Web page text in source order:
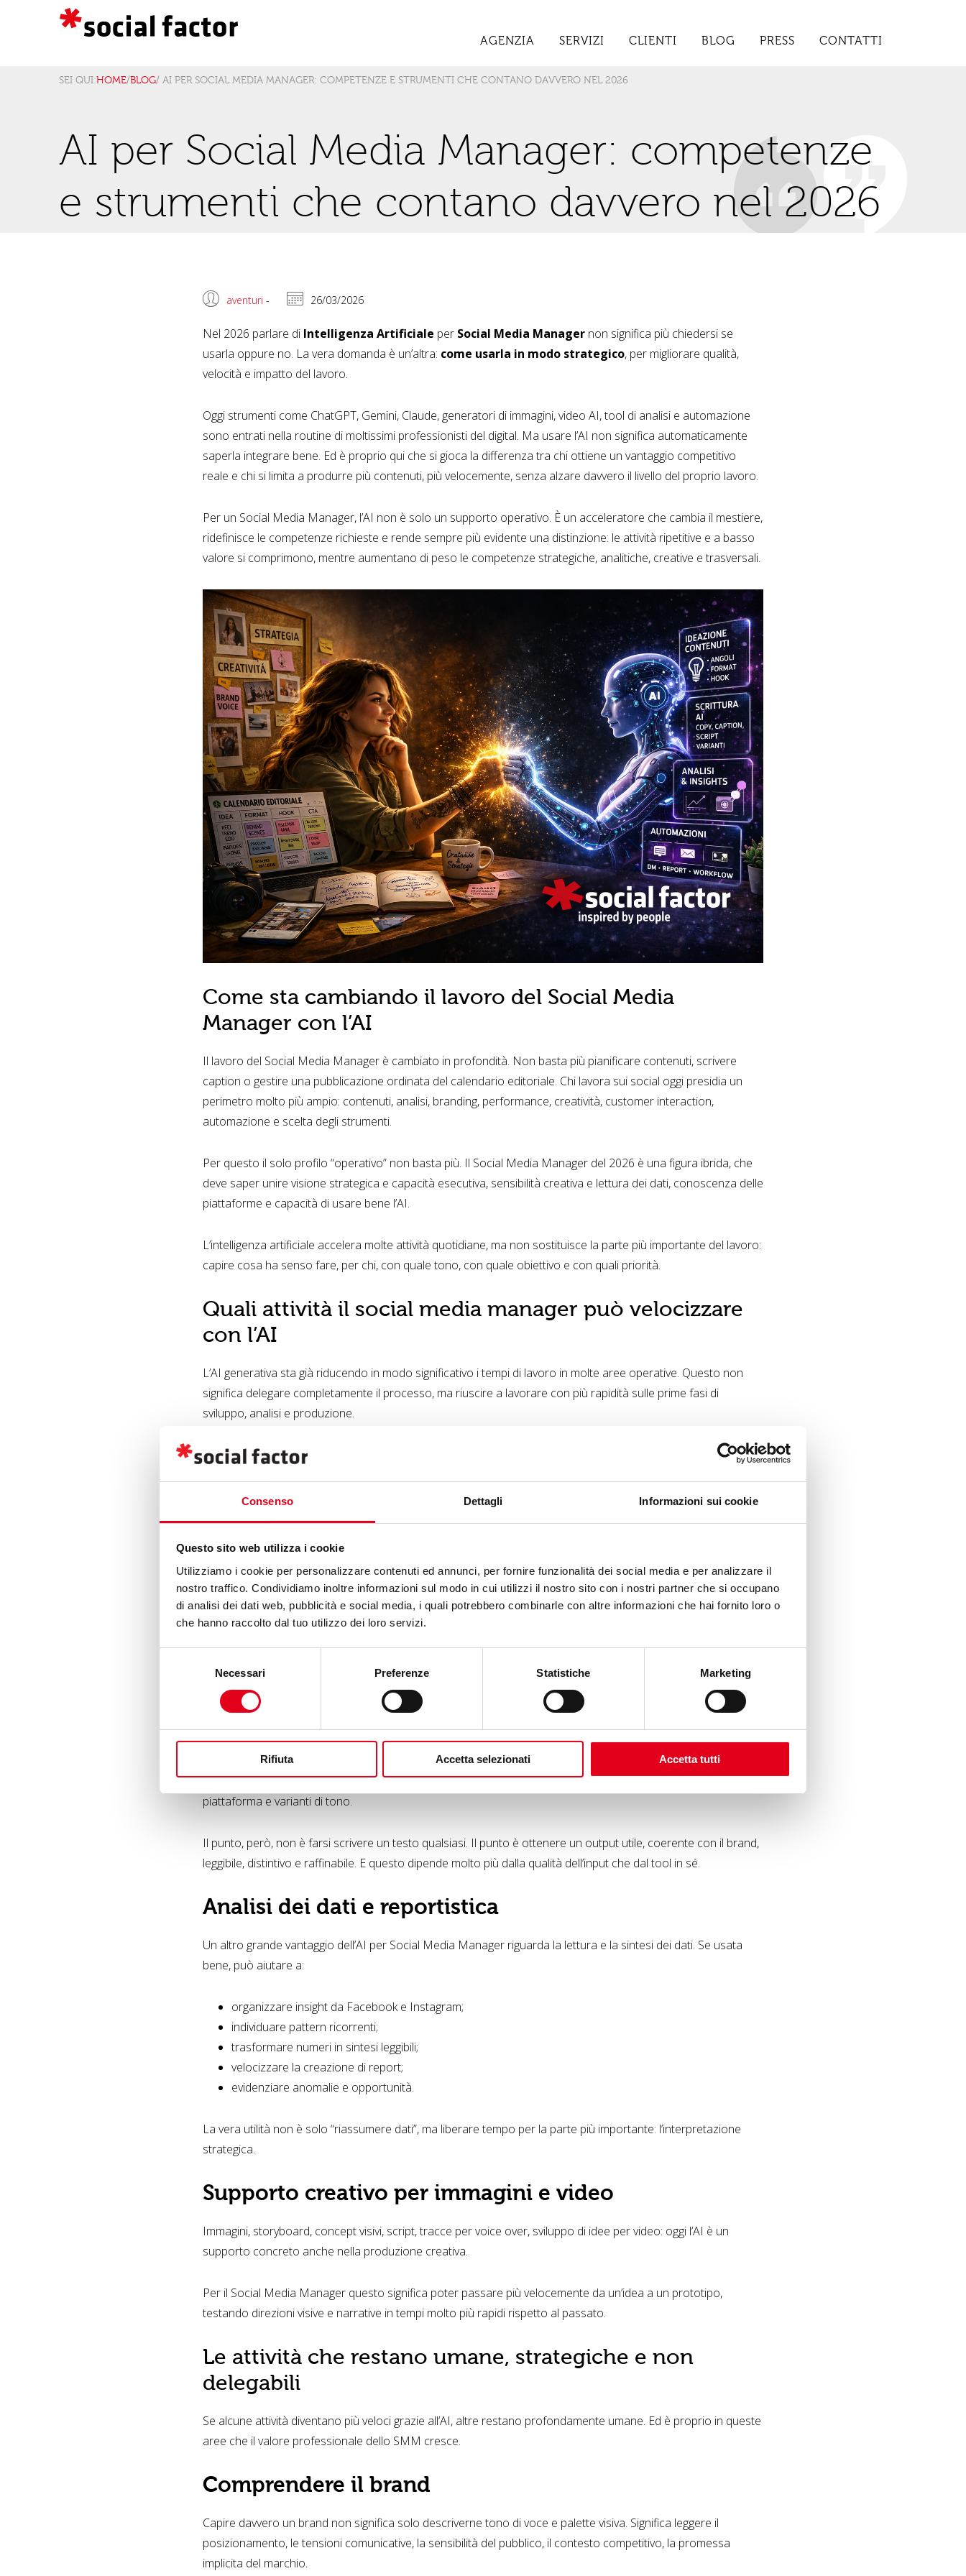
Consenso Dettagli Informazioni sui cookie
Questo sito web utilizza i cookie
Utilizziamo i cookie per personalizzare contenuti ed annunci, per fornire funzionalità dei social media e per analizzare il
nostro traffico. Condividiamo inoltre informazioni sul modo in cui utilizzi il nostro sito con i nostri partner che si occupano
di analisi dei dati web, pubblicità e social media, i quali potrebbero combinarle con altre informazioni che hai fornito loro o
che hanno raccolto dal tuo utilizzo dei loro servizi.
Necessari Preferenze Statistiche Marketing
Rifiuta Accetta selezionati Accetta tutti
AGENZIA SERVIZI CLIENTI BLOG PRESS CONTATTI
SEI QUI:HOME/BLOG/ AI PER SOCIAL MEDIA MANAGER: COMPETENZE E STRUMENTI CHE CONTANO DAVVERO NEL 2026
AI per Social Media Manager: competenze
e strumenti che contano davvero nel 2026
aventuri - 26/03/2026
Nel 2026 parlare di Intelligenza Artificiale per Social Media Manager non significa più chiedersi se
usarla oppure no. La vera domanda è un’altra: come usarla in modo strategico, per migliorare qualità,
velocità e impatto del lavoro.
Oggi strumenti come ChatGPT, Gemini, Claude, generatori di immagini, video AI, tool di analisi e automazione
sono entrati nella routine di moltissimi professionisti del digital. Ma usare l’AI non significa automaticamente
saperla integrare bene. Ed è proprio qui che si gioca la differenza tra chi ottiene un vantaggio competitivo
reale e chi si limita a produrre più contenuti, più velocemente, senza alzare davvero il livello del proprio lavoro.
Per un Social Media Manager, l’AI non è solo un supporto operativo. È un acceleratore che cambia il mestiere,
ridefinisce le competenze richieste e rende sempre più evidente una distinzione: le attività ripetitive e a basso
valore si comprimono, mentre aumentano di peso le competenze strategiche, analitiche, creative e trasversali.
Come sta cambiando il lavoro del Social Media
Manager con l’AI
Il lavoro del Social Media Manager è cambiato in profondità. Non basta più pianificare contenuti, scrivere
caption o gestire una pubblicazione ordinata del calendario editoriale. Chi lavora sui social oggi presidia un
perimetro molto più ampio: contenuti, analisi, branding, performance, creatività, customer interaction,
automazione e scelta degli strumenti.
Per questo il solo profilo “operativo” non basta più. Il Social Media Manager del 2026 è una figura ibrida, che
deve saper unire visione strategica e capacità esecutiva, sensibilità creativa e lettura dei dati, conoscenza delle
piattaforme e capacità di usare bene l’AI.
L’intelligenza artificiale accelera molte attività quotidiane, ma non sostituisce la parte più importante del lavoro:
capire cosa ha senso fare, per chi, con quale tono, con quale obiettivo e con quali priorità.
Quali attività il social media manager può velocizzare
con l’AI
L’AI generativa sta già riducendo in modo significativo i tempi di lavoro in molte aree operative. Questo non
significa delegare completamente il processo, ma riuscire a lavorare con più rapidità sulle prime fasi di
sviluppo, analisi e produzione.
Ideazione di contenuti e brainstorming
Una delle aree in cui l’AI offre più valore è la generazione di idee. Un Social Media Manager può usarla per:
sviluppare rubriche e format;
creare hook per Reel, post e caroselli;
trasformare insight e dati in spunti contenutistici;
generare alternative creative per una stessa campagna.
divergente del lavoro.
Scrittura di caption, copy e script
Molti professionisti usano l’AI soprattutto per scrivere caption, copy, script per Reel e video brevi. È uno degli
utilizzi più diffusi, perché consente di produrre rapidamente prime versioni di contenuto, adattamenti per
piattaforma e varianti di tono.
Il punto, però, non è farsi scrivere un testo qualsiasi. Il punto è ottenere un output utile, coerente con il brand,
leggibile, distintivo e raffinabile. E questo dipende molto più dalla qualità dell’input che dal tool in sé.
Analisi dei dati e reportistica
Un altro grande vantaggio dell’AI per Social Media Manager riguarda la lettura e la sintesi dei dati. Se usata
bene, può aiutare a:
organizzare insight da Facebook e Instagram;
individuare pattern ricorrenti;
trasformare numeri in sintesi leggibili;
velocizzare la creazione di report;
evidenziare anomalie e opportunità.
La vera utilità non è solo “riassumere dati”, ma liberare tempo per la parte più importante: l’interpretazione
strategica.
Supporto creativo per immagini e video
Immagini, storyboard, concept visivi, script, tracce per voice over, sviluppo di idee per video: oggi l’AI è un
supporto concreto anche nella produzione creativa.
Per il Social Media Manager questo significa poter passare più velocemente da un’idea a un prototipo,
testando direzioni visive e narrative in tempi molto più rapidi rispetto al passato.
Le attività che restano umane, strategiche e non
delegabili
Se alcune attività diventano più veloci grazie all’AI, altre restano profondamente umane. Ed è proprio in queste
aree che il valore professionale dello SMM cresce.
Comprendere il brand
Capire davvero un brand non significa solo descriverne tono di voce e palette visiva. Significa leggere il
posizionamento, le tensioni comunicative, la sensibilità del pubblico, il contesto competitivo, la promessa
implicita del marchio.